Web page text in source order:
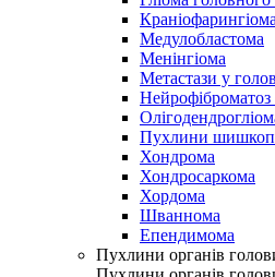
Краніофарингіома
Медулобластома
Менінгіома
Метастази у
Пухлини
Хондрома
Хондросаркома
Хордома
Шваннома
Епендимома
Пухлини органів